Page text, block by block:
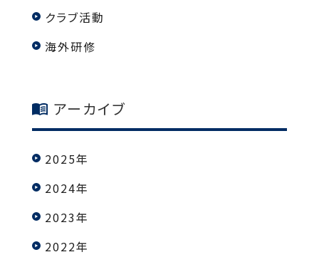
クラブ活動
海外研修
アーカイブ
2025年
2024年
2023年
2022年